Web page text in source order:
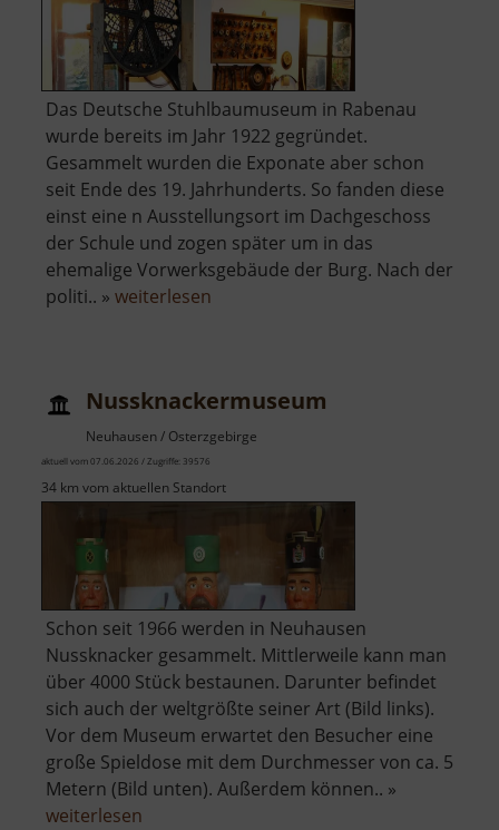
Das Deutsche Stuhlbaumuseum in Rabenau
wurde bereits im Jahr 1922 gegründet.
Gesammelt wurden die Exponate aber schon
seit Ende des 19. Jahrhunderts. So fanden diese
einst eine n Ausstellungsort im Dachgeschoss
der Schule und zogen später um in das
ehemalige Vorwerksgebäude der Burg. Nach der
politi.. » weiterlesen
Nussknackermuseum
Neuhausen / Osterzgebirge
aktuell vom 07.06.2026 / Zugriffe: 39576
34 km vom aktuellen Standort
Schon seit 1966 werden in Neuhausen
Nussknacker gesammelt. Mittlerweile kann man
über 4000 Stück bestaunen. Darunter befindet
sich auch der weltgrößte seiner Art (Bild links).
Vor dem Museum erwartet den Besucher eine
große Spieldose mit dem Durchmesser von ca. 5
Metern (Bild unten). Außerdem können.. »
weiterlesen